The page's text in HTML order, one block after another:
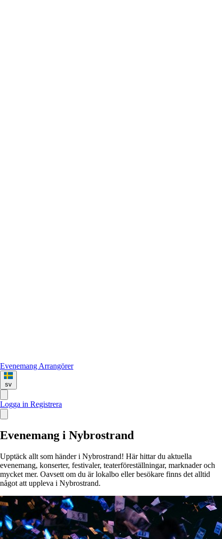
Evenemang Arrangörer
sv
Logga in Registrera
Evenemang i Nybrostrand
Upptäck allt som händer i Nybrostrand! Här hittar du aktuella
evenemang, konserter, festivaler, teaterföreställningar, marknader och
mycket mer. Oavsett om du är lokalbo eller besökare finns det alltid
något att uppleva i Nybrostrand.